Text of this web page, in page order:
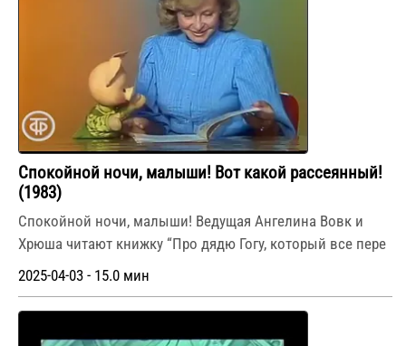
Спокойной ночи, малыши! Вот какой рассеянный!
(1983)
Спокойной ночи, малыши! Ведущая Ангелина Вовк и
Хрюша читают книжку “Про дядю Гогу, который все пере
2025-04-03 - 15.0 мин